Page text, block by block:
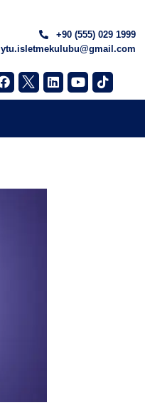
+90 (555) 029 1999
ytu.isletmekulubu@gmail.com